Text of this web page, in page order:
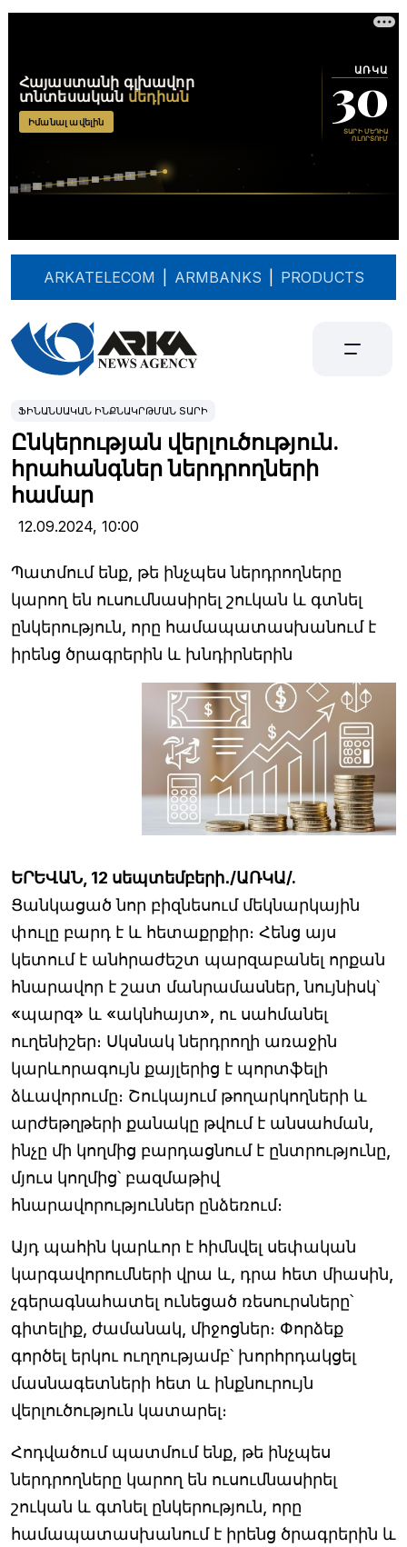
ARKATELECOM ARMBANKS PRODUCTS
ՖԻՆԱՆՍԱԿԱՆ ԻՆՔՆԱԿՐԹՄԱՆ ՏԱՐԻ
Ընկերության վերլուծություն.
հրահանգներ ներդրողների
համար
12.09.2024, 10:00
Պատմում ենք, թե ինչպես ներդրողները
կարող են ուսումնասիրել շուկան և գտնել
ընկերություն, որը համապատասխանում է
իրենց ծրագրերին և խնդիրներին
ԵՐԵՎԱՆ, 12 սեպտեմբերի․/ԱՌԿԱ/.
Ցանկացած նոր բիզնեսում մեկնարկային
փուլը բարդ է և հետաքրքիր։ Հենց այս
կետում է անհրաժեշտ պարզաբանել որքան
հնարավոր է շատ մանրամասներ, նույնիսկ՝
«պարզ» և «ակնհայտ», ու սահմանել
ուղենիշեր։ Սկսնակ ներդրողի առաջին
կարևորագույն քայլերից է պորտֆելի
ձևավորումը։ Շուկայում թողարկողների և
արժեթղթերի քանակը թվում է անսահման,
ինչը մի կողմից բարդացնում է ընտրությունը,
մյուս կողմից՝ բազմաթիվ
հնարավորություններ ընձեռում։
Այդ պահին կարևոր է հիմնվել սեփական
կարգավորումների վրա և, դրա հետ միասին,
չգերագնահատել ունեցած ռեսուրսները՝
գիտելիք, ժամանակ, միջոցներ։ Փորձեք
գործել երկու ուղղությամբ՝ խորհրդակցել
մասնագետների հետ և ինքնուրույն
վերլուծություն կատարել։
Հոդվածում պատմում ենք, թե ինչպես
ներդրողները կարող են ուսումնասիրել
շուկան և գտնել ընկերություն, որը
համապատասխանում է իրենց ծրագրերին և